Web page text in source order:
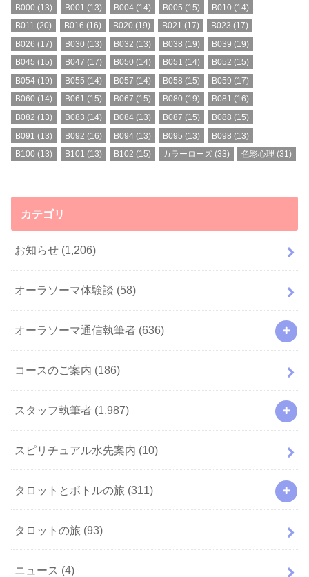
B000 (13) B001 (13) B004(14) B005 (15) B010 (14)
B011 (20) B016 (16) B020 (19) B021 (17) B023 (17)
B026 (17) B030 (13) B032 (13) B038 (19) B039 (19)
B045 (15) B047 (17) B050 (14) B051 (14) B052 (15)
B054 (19) B055 (14) B057 (14) B058 (15) B059 (17)
B060 (14) B061 (15) B067 (15) B080 (19) B081 (16)
B082 (13) B083 (14) B084(13) B087 (15) B088 (15)
B091 (13) B092 (16) B094(13) B095 (13) B098 (13)
B100 (13) B101 (13) B102 (15) カラーローズ (33) 色彩心理 (31)
カテゴリ
お知らせ (1,206)
オーラソーマ体験談 (58)
オーラソーマ通信執筆者 (636)
コースのご案内 (186)
スタッフ執筆者 (1,987)
スピリチュアル水先案内 (10)
タロットとボトルの旅 (311)
タロットの旅 (93)
ニュース (4)